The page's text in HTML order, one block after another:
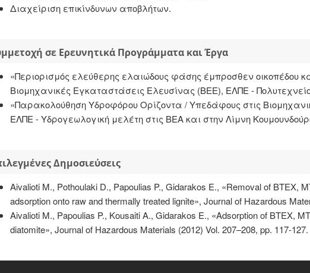
Διαχείριση επικίνδυνων αποβλήτων.
σε Ερευνητικά Προγράμματα και Έργα
«Περιορισμός ελεύθερης ελαιώδους φάσης έμπροσθεν οικοπέδου
Βιομηχανικές Εγκαταστάσεις Ελευσίνας (ΒΕΕ), ΕΛΠΕ - Πολυτεχνείο
«Παρακολούθηση Υδροφόρου Ορίζοντα / Υπεδάφους στις
ΕΛΠΕ - Υδρογεωλογική μελέτη στις ΒΕΑ και στην Λίμνη
Δημοσιεύσεις
Aivalioti M., Pothoulaki D., Papoulias P., Gidarakos E., «Removal of BTEX,
adsorption onto raw and thermally treated lignite», Journal of Hazardous
Aivalioti M., Papoulias P., Kousaiti A., Gidarakos E., «Adsorption of BTEX,
diatomite», Journal of Hazardous Materials (2012) Vol. 207–208, pp. 117-127.